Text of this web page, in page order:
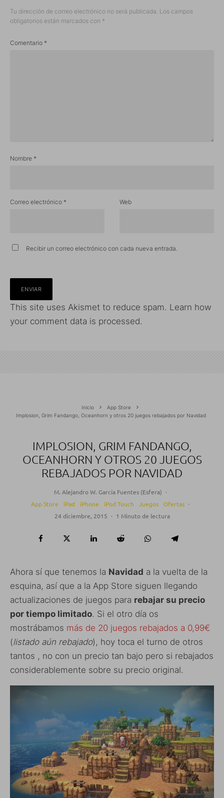
Tu dirección de correo electrónico no será publicada. Los campos
obligatorios están marcados con *
Comentario *
Nombre *
Correo electrónico * Web
Recibir un correo electrónico con cada nueva entrada.
This site uses Akismet to reduce spam. Learn how
your comment data is processed.
Inicio
App Store
Implosion, Grim Fandango, Oceanhorn y otros 20 juegos rebajados por Navidad
IMPLOSION, GRIM FANDANGO,
OCEANHORN Y OTROS 20 JUEGOS
REBAJADOS POR NAVIDAD
M. Alejandro W. García Fuentes (Esfera) ·
App Store
iPad iPhone iPod Touch Juegos Ofertas ·
24 diciembre, 2015 · 1 Minuto de lectura
Ahora sí que tenemos la Navidad a la vuelta de la
esquina, así que a la App Store siguen llegando
actualizaciones de juegos para rebajar su precio
por tiempo limitado. Si el otro día os
mostrábamos más de 20 juegos rebajados a 0,99€
(listado aún rebajado), hoy toca el turno de otros
tantos , no con un precio tan bajo pero si rebajados
considerablemente sobre su precio original.